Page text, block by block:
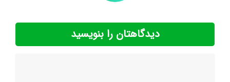
دیدگاهتان را بنویسید